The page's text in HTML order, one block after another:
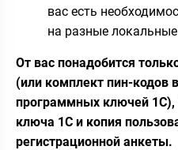
вас есть
на разные локальные
От вас понадобится
(или комплект пин-кодов
программных ключей 1С),
ключа 1С и копия
регистрационной анкеты.